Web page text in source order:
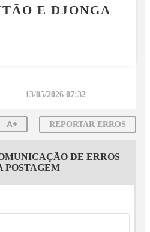
E DJONGA
13/05/2026 07:32
A+ REPORTAR ERROS
DE ERROS
POSTAGEM